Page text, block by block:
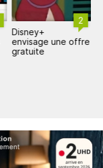
2
Disney+
envisage une offre
gratuite